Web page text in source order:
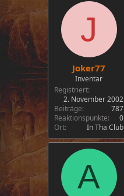
J
Joker77
Inventar
Registriert
2. November 2002
Beiträge
787
Reaktionspunkte
0
Ort
In Tha Club
A